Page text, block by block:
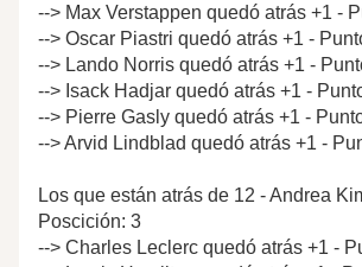
--> Max Verstappen quedó atrás +1 -
--> Oscar Piastri quedó atrás +1 -
--> Lando Norris quedó atrás +1 -
--> Isack Hadjar quedó atrás +1 -
--> Pierre Gasly quedó atrás +1 -
--> Arvid Lindblad quedó atrás +1 -
Los que están atrás de 12 - Andrea
Poscición: 3
--> Charles Leclerc quedó atrás +1 -